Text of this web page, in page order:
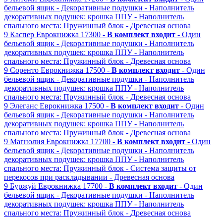
бельевой ящик - Декоративные подушки - Наполнитель
декоративных подушек: крошка ППУ - Наполнитель
спального места: Пружинный блок - Древесная основа
9 Каспер Еврокнижка 17300 - В комплект входит - Один
бельевой ящик - Декоративные подушки - Наполнитель
декоративных подушек: крошка ППУ - Наполнитель
спального места: Пружинный блок - Древесная основа
9 Соренто Еврокнижка 17500 - В комплект входит - Один
бельевой ящик - Декоративные подушки - Наполнитель
декоративных подушек: крошка ППУ - Наполнитель
спального места: Пружинный блок - Древесная основа
9 Элеганс Еврокнижка 17500 - В комплект входит - Один
бельевой ящик - Декоративные подушки - Наполнитель
декоративных подушек: крошка ППУ - Наполнитель
спального места: Пружинный блок - Древесная основа
9 Магнолия Еврокнижка 17700 - В комплект входит - Один
бельевой ящик - Декоративные подушки - Наполнитель
декоративных подушек: крошка ППУ - Наполнитель
спального места: Пружинный блок - Система защиты от
перекосов при раскладывании - Древесная основа
9 Буржуй Еврокнижка 17700 - В комплект входит - Один
бельевой ящик - Декоративные подушки - Наполнитель
декоративных подушек: крошка ППУ - Наполнитель
спального места: Пружинный блок - Древесная основа